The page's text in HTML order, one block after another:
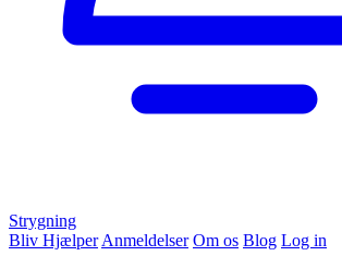
Strygning
Bliv Hjælper Anmeldelser Om os Blog Log in